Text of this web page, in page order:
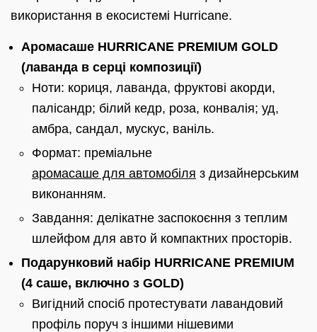
використання в екосистемі Hurricane.
Аромасаше HURRICANE PREMIUM GOLD
(лаванда в серці композиції)
Ноти: кориця, лаванда, фруктові акорди,
палісандр; білий кедр, роза, конвалія; уд,
амбра, сандал, мускус, ваніль.
Формат: преміальне
аромасаше для автомобіля з дизайнерським
виконанням.
Завдання: делікатне заспокоєння з теплим
шлейфом для авто й компактних просторів.
Подарунковий набір HURRICANE PREMIUM
(4 саше, включно з GOLD)
Вигідний спосіб протестувати лавандовий
профіль поруч з іншими нішевими